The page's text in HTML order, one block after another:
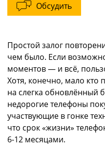
Обсудить
Простой залог
чем было. Если
моментов — и всё,
Хотя, конечно, мало кто
на слегка обновлённый
недорогие телефоны
участвующие в гонке
что срок «жизни»
6-12 месяцами.